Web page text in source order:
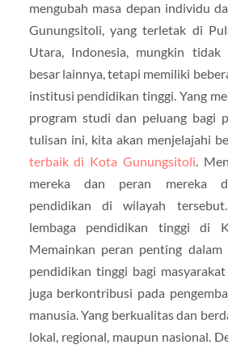
mengubah masa depan individu
Gunungsitoli, yang terletak di
Utara, Indonesia, mungkin tidak
besar lainnya, tetapi memiliki
institusi pendidikan tinggi. Yang
program studi dan peluang bagi
tulisan ini, kita akan menjelajahi
terbaik di Kota Gunungsitoli.
mereka dan peran mereka
pendidikan di wilayah
lembaga pendidikan tinggi di
Memainkan peran penting dalam
pendidikan tinggi bagi
juga berkontribusi pada
manusia. Yang berkualitas dan
lokal, regional, maupun nasional.